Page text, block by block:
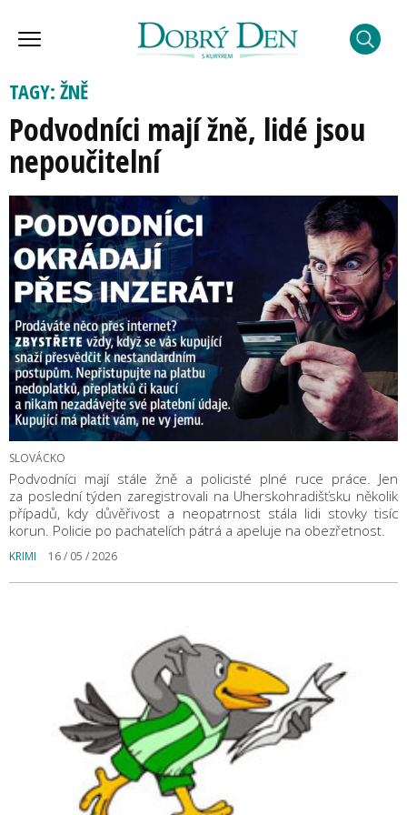
TAGY: ŽNĚ
Podvodníci mají žně, lidé jsou
nepoučitelní
SLOVÁCKO
Podvodníci mají stále žně a policisté plné ruce práce. Jen
za poslední týden zaregistrovali na Uherskohradišťsku několik
případů, kdy důvěřivost a neopatrnost stála lidi stovky tisíc
korun. Policie po pachatelích pátrá a apeluje na obezřetnost.
KRIMI 16 / 05 / 2026